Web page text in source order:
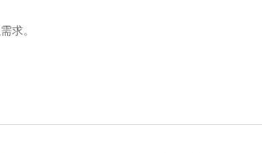
求。